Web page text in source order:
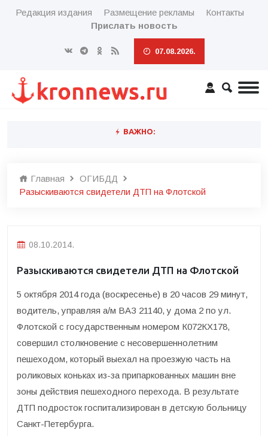
Редакция издания Размещение рекламы
Контакты
Прислать новость
07.08.2026.
ВАЖНО:
Главная
ОГИБДД
Разыскиваются свидетели ДТП на Флотской
08.10.2014.
Разыскиваются свидетели ДТП на Флотской
5 октября 2014 года (воскресенье) в 20 часов 29 минут,
водитель, управляя а/м ВАЗ 21140, у дома 2 по ул.
Флотской с государственным номером К072КХ178,
совершил столкновение с несовершеннолетним
пешеходом, который выехал на проезжую часть на
роликовых коньках из-за припаркованных машин вне
зоны действия пешеходного перехода. В результате
ДТП подросток госпитализирован в детскую больницу
Санкт-Петербурга.